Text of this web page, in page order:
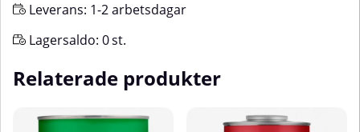
Leverans: 1-2 arbetsdagar
Lagersaldo: 0st.
Relaterade produkter